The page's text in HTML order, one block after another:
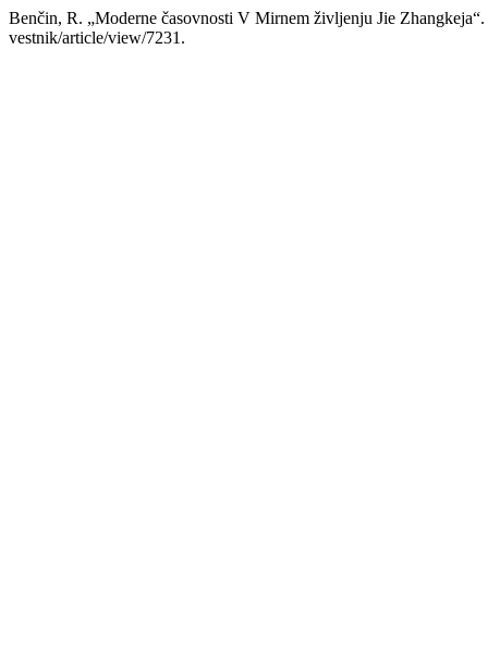
Benčin, R. „Moderne časovnosti V Mirnem življenju Jie Zhangkeja“.
vestnik/article/view/7231.